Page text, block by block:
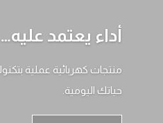
أداء يعتمد
منتجات كهربائية عملية
حياتك اليومية.